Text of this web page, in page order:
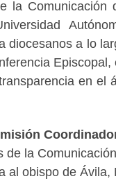
la Comunicación
diocesanos a lo
Episcopal,
en el
de la
al obispo de Ávila,